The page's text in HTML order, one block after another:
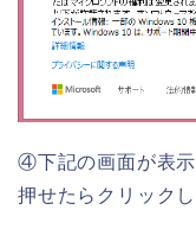
④下記の画面が表
押せたらクリックし